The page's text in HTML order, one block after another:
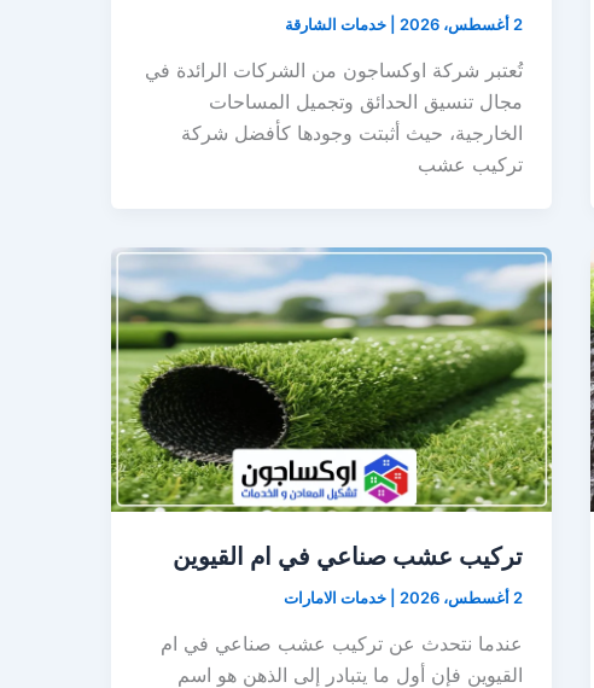
2 أغسطس، 2026 خدمات الشارقة
تُعتبر شركة اوكساجون من الشركات الرائدة في
مجال تنسيق الحدائق وتجميل المساحات
الخارجية، حيث أثبتت وجودها كأفضل شركة
تركيب عشب
تركيب عشب صناعي في ام القيوين
2 أغسطس، 2026 خدمات الامارات
عندما نتحدث عن تركيب عشب صناعي في ام
القيوين فإن أول ما يتبادر إلى الذهن هو اسم